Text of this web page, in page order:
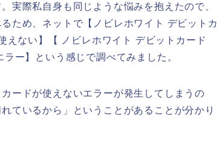
実際私自身も同じような悩みを抱えたので、
ため、ネットで【ノビレホワイト デビットカ
えない】【 ノビレホワイト デビットカード
ー】という感じで調べてみました。
ードが使えないエラーが発生してしまうの
ているから」ということがあることが分かり